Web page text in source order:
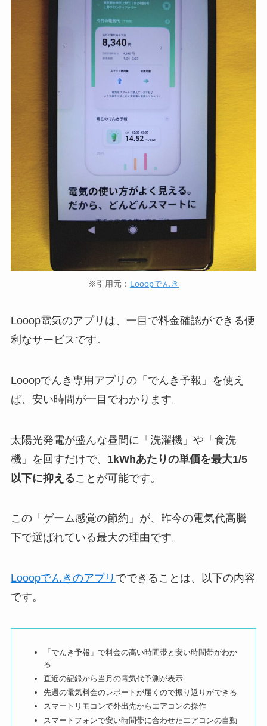
※引用元： Looopでんき
Looop電気のアプリは、一目で料金確認ができる便
利なサービスです。
Looopでんき専用アプリの「でんき予報」を使え
ば、安い時間が一目でわかります。
太陽光発電が盛んな昼間に「洗濯機」や「食洗
機」を回すだけで、 1kWhあたりの単価を最大1/5
以下に抑えることが可能です。
この「ゲーム感覚の節約」が、昨今の電気代高騰
下で選ばれている最大の理由です。
Looopでんきのアプリ でできることは、以下の内容
です。
「でんき予報」で料金の高い時間帯と安い時間帯がわか
る
直近の記録から当月の電気代予測が表示
先週の電気料金のレポートが届くので振り返りができる
スマートリモコンで外出先からエアコンの操作
スマートフォンで安い時間帯に合わせたエアコンの自動